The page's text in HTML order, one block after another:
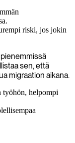
riski, jos jokin
sen, että
migraation aikana.
työhön, helpompi